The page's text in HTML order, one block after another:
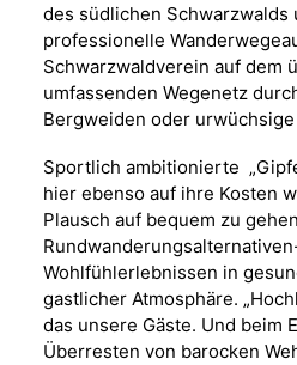
des südlichen Schwarzwalds
professionelle
Schwarzwaldverein auf dem
umfassenden Wegenetz
Bergweiden oder
Sportlich ambitionierte
hier ebenso auf ihre Kosten
Plausch auf bequem zu
Wohlfühlerlebnissen in
gastlicher Atmosphäre.
das unsere Gäste. Und beim
Überresten von barocken